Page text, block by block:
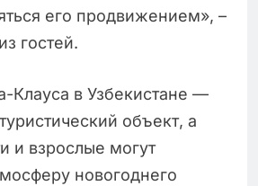
его продвижением», –
гостей.
Клауса в Узбекистане —
объект, а
и взрослые могут
новогоднего